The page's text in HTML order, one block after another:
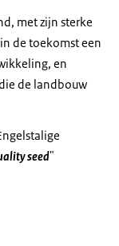
met zijn sterke
de toekomst een
en
de landbouw
seed"